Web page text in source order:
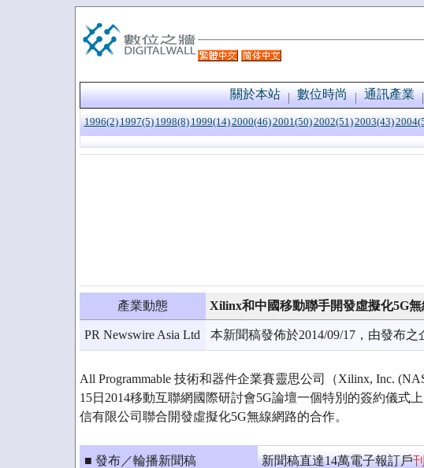
關於本站 數位時尚 通訊產業
1996(2) 1997(5) 1998(8) 1999(14)2000(46)2001(50)2002(51)2003(43)
產業動態 Xilinx和中國移動聯手開發虛擬化5G無
PR Newswire Asia Ltd 本新聞稿發佈於2014/09/17，由發布
All Programmable 技術和器件企業賽靈思公司（Xilinx, Inc.
15日2014移動互聯網國際研討會5G論壇一個特別的簽約儀式
信有限公司聯合開發虛擬化5G無線網路的合作。
■ 發布／輪播新聞稿 新聞稿直達14萬電子報訂戶